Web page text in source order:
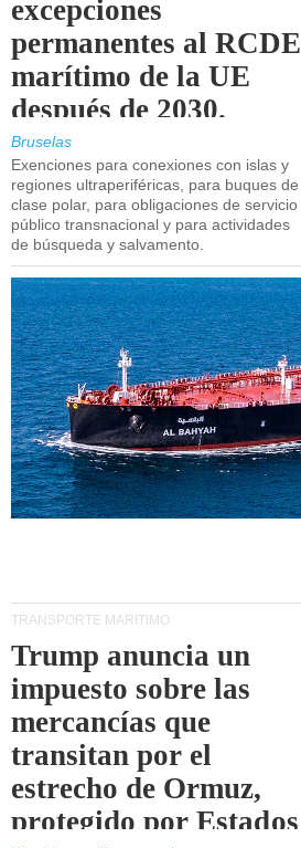
excepciones
permanentes al RCDE
marítimo de la UE
después de 2030.
Bruselas
Exenciones para conexiones con islas y
regiones ultraperiféricas, para buques de
clase polar, para obligaciones de servicio
público transnacional y para actividades
de búsqueda y salvamento.
TRANSPORTE MARÍTIMO
Trump anuncia un
impuesto sobre las
mercancías que
transitan por el
estrecho de Ormuz,
protegido por Estados